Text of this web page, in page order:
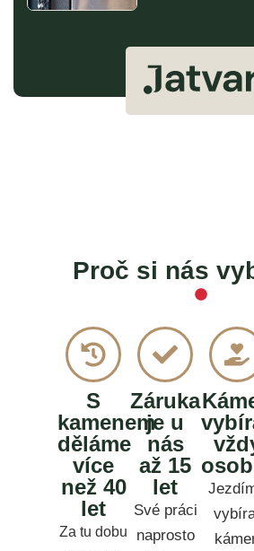
Proč si nás
S
kamenem
děláme
více
než 40
let
Za tu dobu
Záruka
je u
nás
až 15
let
Své práci
naprosto